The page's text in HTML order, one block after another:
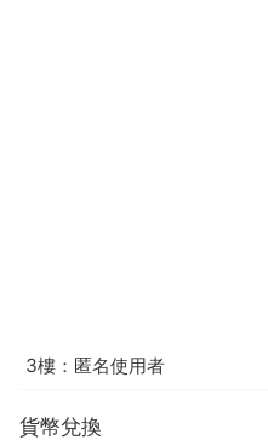
3樓：匿名使用者
貨幣兌換